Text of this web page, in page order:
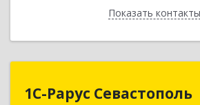
Показать контакты
Назад
1С-Рарус Севастополь